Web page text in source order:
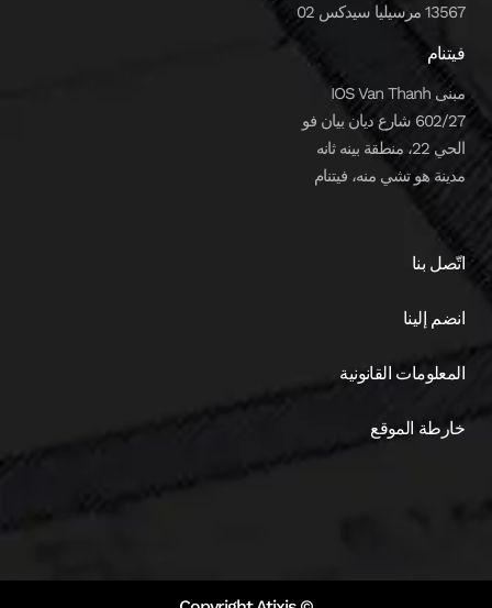
13567 مرسيليا سيدكس 02
فيتنام
مبنى IOS Van Thanh
602/27 شارع ديان بيان فو
الحي 22، منطقة بينه ثانه
مدينة هو تشي منه، فيتنام
اتّصل بنا
انضم إلينا
المعلومات القانونية
خارطة الموقع